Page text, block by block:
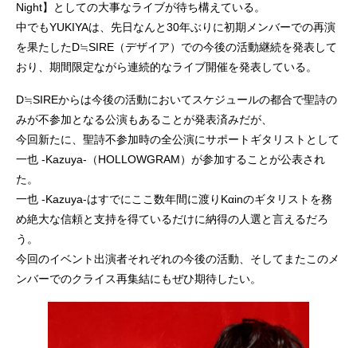
Night】としての大事なライブが待ち構えている。
中でもYUKIYAは、先日なんと30年ぶりに初期メンバーでの再演
を果たしたD≒SIRE（デザイア）での今後の活動継続を発表して
おり、期間限定ながら連続的なライブ開催を発表している。
D≒SIREからは今後の活動においてスケジュールの都合で聖詩の
みが不参加となる公演もあることが発表済みだが、
今回新たに、聖詩不参加時の全公演にサポートギタリストとして
一也 -Kazuya-（HOLLOWGRAM）が参加することが公表され
た。
一也 -Kazuya-はすでにここ数年間に渡りKαinのギタリストを務
め絶大な信頼と支持を得ているだけに納得の人選と言えるだろ
う。
今回のイベント出演者それぞれの今後の活動、そしてまたこのメ
ンバーでのクライス再集結にもぜひ期待したい。